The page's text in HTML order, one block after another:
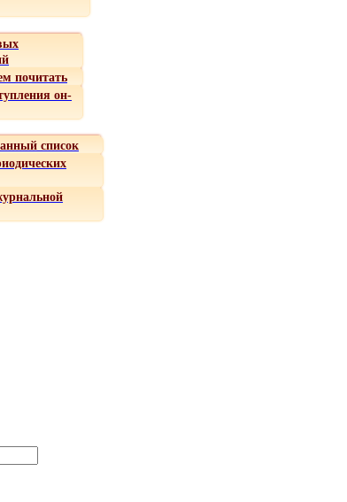
почитать
он-
список